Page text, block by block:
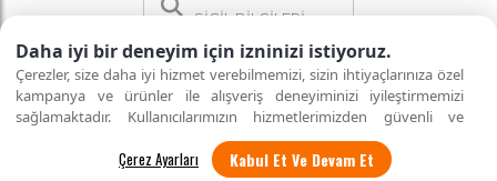
Daha iyi bir deneyim için izninizi istiyoruz.
Çerezler, size daha iyi hizmet verebilmemizi, sizin ihtiyaçlarınıza özel
kampanya ve ürünler ile alışveriş deneyiminizi iyileştirmemizi
sağlamaktadır. Kullanıcılarımızın hizmetlerimizden güvenli ve
eksiksiz şekilde faydalanmalarını sağlamak amacıyla sitemizi
kullanan kişilerin gizliliğini korumayı önemsiyoruz. "Kabul Et"
Kabul Et Ve Devam Et
SİCİL BİLGİLERİ
İNTERNETTE GÜVENLİ ALIŞVERİŞ